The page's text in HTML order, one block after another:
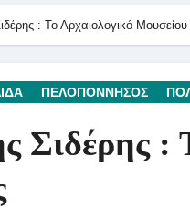
: Το Αρχαιολογικό
ΠΕΛΟΠΟΝΝΗΣΟΣ
Σιδέρης :